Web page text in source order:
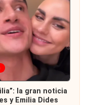
la gran noticia
y Emilia Dides